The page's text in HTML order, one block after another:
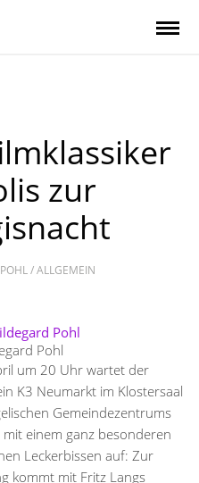
zur
/ALLGEMEIN
Pohl
um 20 Uhr wartet der
K3 Neumarkt im Klostersaal
Gemeindezentrums
einem ganz besonderen
Leckerbissen auf: Zur
kommt mit Fritz Langs